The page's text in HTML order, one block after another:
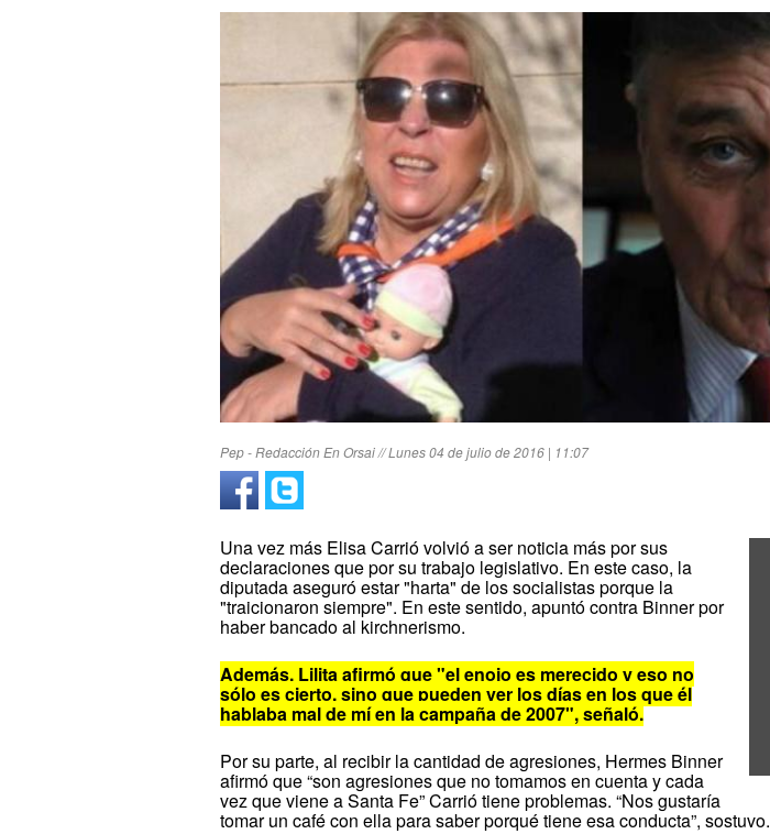
Pep - Redacción En Orsai // Lunes 04 de julio de 2016 | 11:07
Una vez más Elisa Carrió volvió a ser noticia más por sus
declaraciones que por su trabajo legislativo. En este caso, la
diputada aseguró estar "harta" de los socialistas porque la
"traicionaron siempre". En este sentido, apuntó contra Binner por
haber bancado al kirchnerismo.
Además, Lilita afirmó que "el enojo es merecido y eso no
sólo es cierto, sino que pueden ver los días en los que él
hablaba mal de mí en la campaña de 2007", señaló.
Por su parte, al recibir la cantidad de agresiones, Hermes Binner
afirmó que “son agresiones que no tomamos en cuenta y cada
vez que viene a Santa Fe” Carrió tiene problemas. “Nos gustaría
tomar un café con ella para saber porqué tiene esa conducta”, sostuvo.